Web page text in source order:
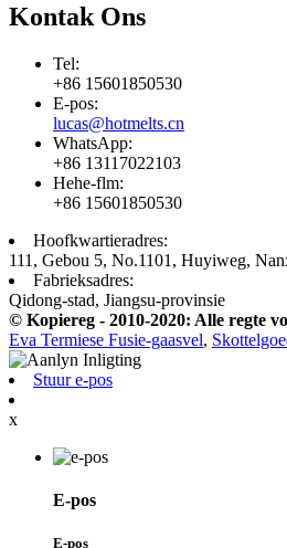
Kontak Ons
Tel:
+86 15601850530
E-pos:
lucas@hotmelts.cn
WhatsApp:
+86 13117022103
Hehe-flm:
+86 15601850530
Hoofkwartieradres:
111, Gebou 5, No.1101, Huyiweg,
Fabrieksadres:
Qidong-stad, Jiangsu-provinsie
© Kopiereg - 2010-2020: Alle regte
Eva Termiese Fusie-gaasvel,
Stuur e-pos
x
E-pos
E-pos